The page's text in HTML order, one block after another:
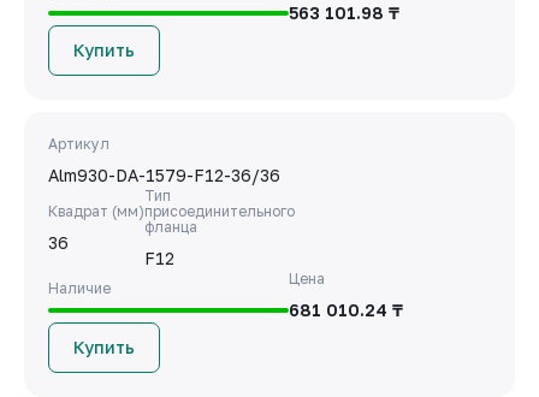
563 101.98 ₸
Купить
Артикул
Alm930-DA-1579-F12-36/36
Квадрат (мм)
36
Тип
присоединительного
фланца
F12
Наличие
Цена
681 010.24 ₸
Купить